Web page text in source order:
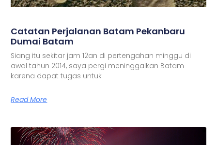
Catatan Perjalanan Batam Pekanbaru
Dumai Batam
Siang itu sekitar jam 12an di pertengahan minggu di
awal tahun 2014, saya pergi meninggalkan Batam
karena dapat tugas untuk
Read More